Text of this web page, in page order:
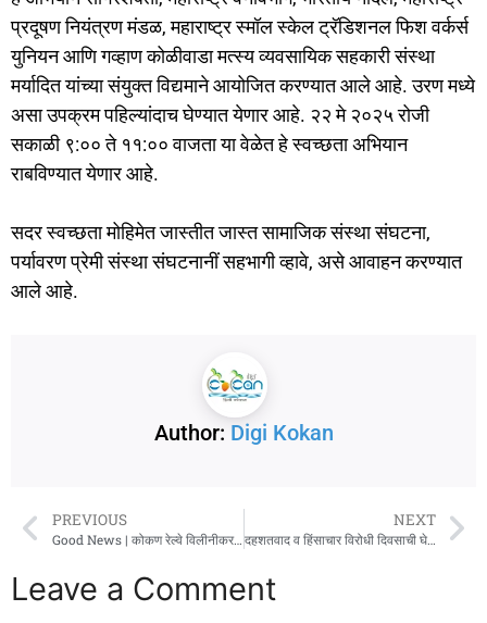
प्रदूषण नियंत्रण मंडळ, महाराष्ट्र स्मॉल स्केल ट्रॅडिशनल फिश वर्कर्स
युनियन आणि गव्हाण कोळीवाडा मत्स्य व्यवसायिक सहकारी संस्था
मर्यादित यांच्या संयुक्त विद्यमाने आयोजित करण्यात आले आहे. उरण मध्ये
असा उपक्रम पहिल्यांदाच घेण्यात येणार आहे. २२ मे २०२५ रोजी
सकाळी ९:०० ते ११:०० वाजता या वेळेत हे स्वच्छता अभियान
राबविण्यात येणार आहे.
सदर स्वच्छता मोहिमेत जास्तीत जास्त सामाजिक संस्था संघटना,
पर्यावरण प्रेमी संस्था संघटनानीं सहभागी व्हावे, असे आवाहन करण्यात
आले आहे.
Author: Digi Kokan
PREVIOUS
Good News | कोकण रेल्वे विलीनीकरण प्रक्रियेतील आणखी एक महत्त्वाचा टप्पा पार
NEXT
दहशतवाद व हिंसाचार विरोधी दिवसाची घेतली शपथग्रहण
Leave a Comment